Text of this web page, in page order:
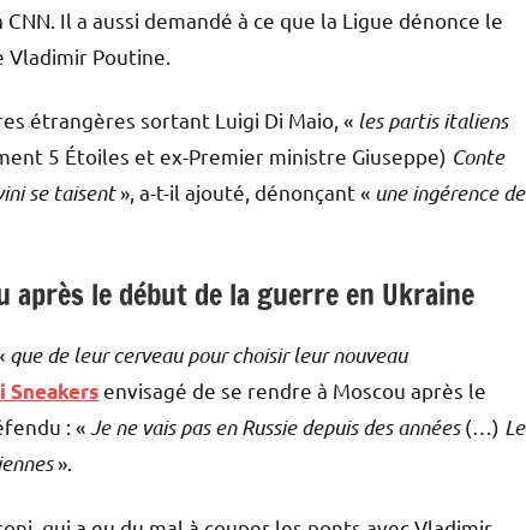
Il a aussi demandé à ce que la Ligue dénonce le
Vladimir Poutine.
étrangères sortant Luigi Di Maio, « les partis italiens
5 Étoiles et ex-Premier ministre Giuseppe) Conte
se taisent», a-t-il ajouté, dénonçant « une ingérence de
après le début de la guerre en Ukraine
que de leur cerveau pour choisir leur nouveau
Sneakersenvisagé de se rendre à Moscou après le
: «Je ne vais pas en Russie depuis des années(…) Le
».